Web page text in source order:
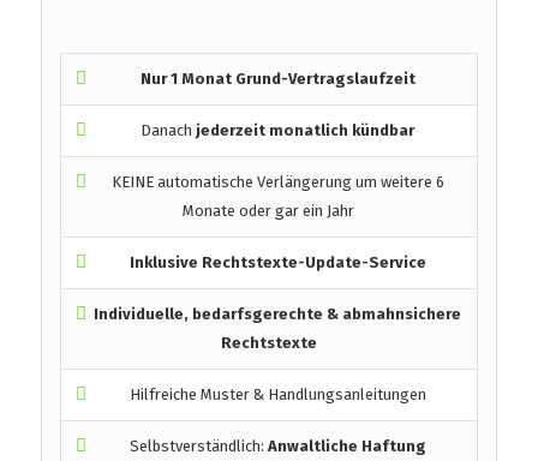
Nur 1 Monat Grund-Vertragslaufzeit
Danach jederzeit monatlich kündbar
KEINE automatische Verlängerung um weitere 6
Monate oder gar ein Jahr
Inklusive Rechtstexte-Update-Service
Individuelle, bedarfsgerechte & abmahnsichere
Rechtstexte
Hilfreiche Muster & Handlungsanleitungen
Selbstverständlich: Anwaltliche Haftung